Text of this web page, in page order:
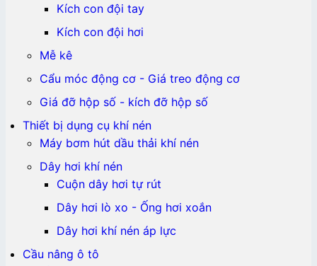
Kích con đội tay
Kích con đội hơi
Mễ kê
Cẩu móc động cơ - Giá treo động cơ
Giá đỡ hộp số - kích đỡ hộp số
Thiết bị dụng cụ khí nén
Máy bơm hút dầu thải khí nén
Dây hơi khí nén
Cuộn dây hơi tự rút
Dây hơi lò xo - Ống hơi xoắn
Dây hơi khí nén áp lực
Cầu nâng ô tô